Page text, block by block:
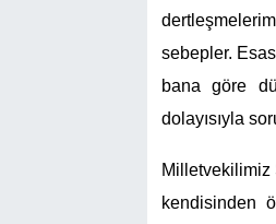
sebepler.
bana göre
dolayısıyla
Milletvekilimiz
kendisinden